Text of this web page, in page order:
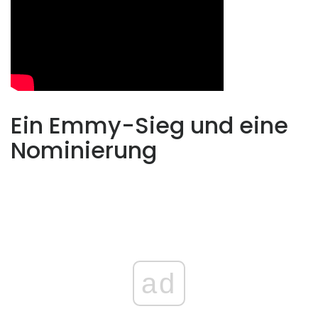
Ein Emmy-Sieg und eine
Nominierung
ad